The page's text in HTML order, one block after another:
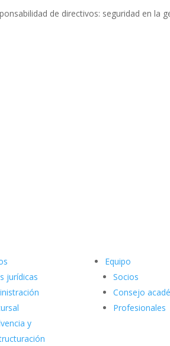
de directivos: seguridad en la
jurídicas
y
Equipo
Socios
Consejo
Profesionales